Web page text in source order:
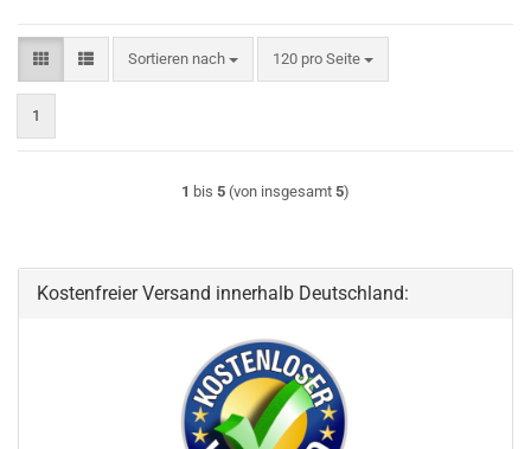
Sortieren nach
Sortieren nach 120 pro Seite
pro Seite
1
1 bis 5 (von insgesamt 5)
Kostenfreier Versand innerhalb Deutschland: